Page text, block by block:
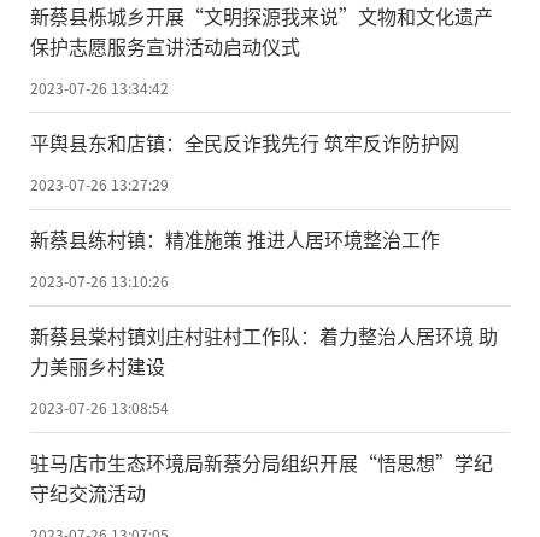
新蔡县栎城乡开展“文明探源我来说”文物和文化遗产
保护志愿服务宣讲活动启动仪式
2023-07-26 13:34:42
平舆县东和店镇：全民反诈我先行 筑牢反诈防护网
2023-07-26 13:27:29
新蔡县练村镇：精准施策 推进人居环境整治工作
2023-07-26 13:10:26
新蔡县棠村镇刘庄村驻村工作队：着力整治人居环境 助
力美丽乡村建设
2023-07-26 13:08:54
驻马店市生态环境局新蔡分局组织开展“悟思想”学纪
守纪交流活动